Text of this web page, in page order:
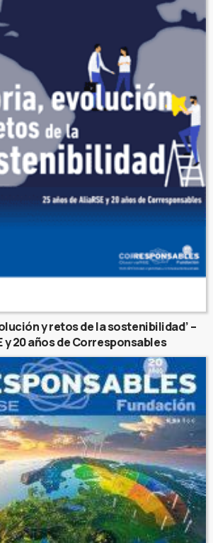
y retos de la sostenibilidad’ –
y 20 años de Corresponsables